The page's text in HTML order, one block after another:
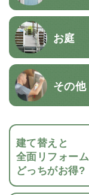
お庭
その他
建て替えと
全面リフォーム
どっちがお得?